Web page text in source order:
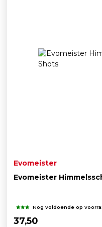
Evomeister
Evomeister
Nog voldoende op
37,50